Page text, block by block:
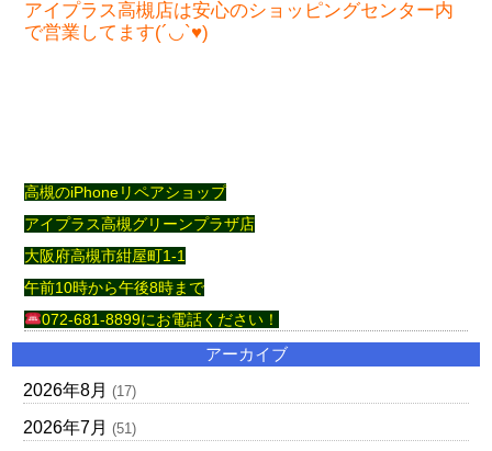
アイプラス高槻店は安心のショッピングセンター内
で営業してます(´◡`♥)
高槻のiPhoneリペアショップ
アイプラス高槻グリーンプラザ店
大阪府高槻市紺屋町1-1
午前10時から午後8時まで
072-681-8899にお電話ください！
アーカイブ
2026年8月 (17)
2026年7月 (51)